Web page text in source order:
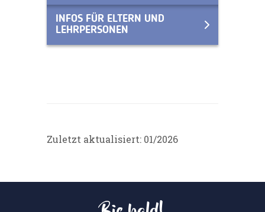
INFOS FÜR ELTERN UND
LEHRPERSONEN
Zuletzt aktualisiert: 01/2026